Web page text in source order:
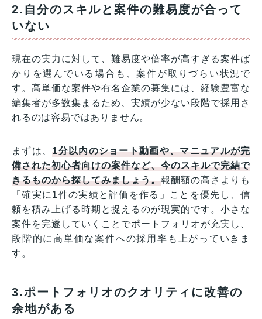
2.自分のスキルと案件の難易度が合って
いない
現在の実力に対して、難易度や倍率が高すぎる案件ば
かりを選んでいる場合も、案件が取りづらい状況で
す。高単価な案件や有名企業の募集には、経験豊富な
編集者が多数集まるため、実績が少ない段階で採用さ
れるのは容易ではありません。
まずは、1分以内のショート動画や、マニュアルが完
備された初心者向けの案件など、今のスキルで完結で
きるものから探してみましょう。報酬額の高さよりも
「確実に1件の実績と評価を作る」ことを優先し、信
頼を積み上げる時期と捉えるのが現実的です。小さな
案件を完遂していくことでポートフォリオが充実し、
段階的に高単価な案件への採用率も上がっていきま
す。
3.ポートフォリオのクオリティに改善の
余地がある